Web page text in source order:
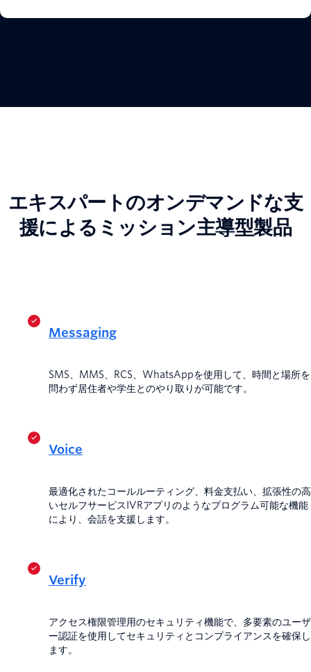
エキスパートのオンデマンドな支
援によるミッション主導型製品
Messaging
SMS、MMS、RCS、WhatsAppを使用して、時間と場所を
問わず居住者や学生とのやり取りが可能です。
Voice
最適化されたコールルーティング、料金支払い、拡張性の高
いセルフサービスIVRアプリのようなプログラム可能な機能
により、会話を支援します。
Verify
アクセス権限管理用のセキュリティ機能で、多要素のユーザ
ー認証を使用してセキュリティとコンプライアンスを確保し
ます。